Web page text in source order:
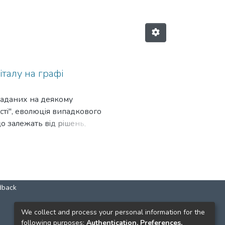
на графі
на деякому
еволюцiя випадкового
залежать вiд рiшень,
рiвноваги за Нешем
КОНТАКТИ
We collect and process your personal information for the
following purposes: Authentication, Preferences,